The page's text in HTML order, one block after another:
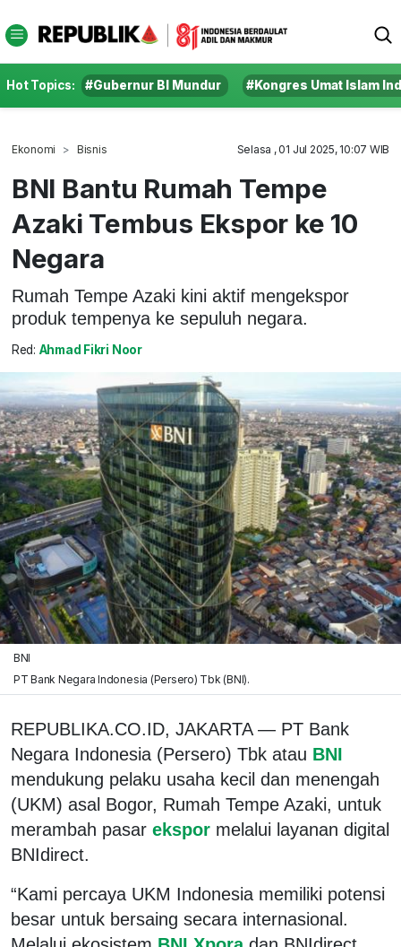
Hot Topics: #Gubernur BI Mundur #Kongres Umat Islam
Ekonomi Bisnis Selasa , 01 Jul 2025, 10:07 WIB
BNI Bantu Rumah Tempe
Azaki Tembus Ekspor ke 10
Negara
Rumah Tempe Azaki kini aktif mengekspor
produk tempenya ke sepuluh negara.
Red: Ahmad Fikri Noor
BNI
PT Bank Negara Indonesia (Persero) Tbk (BNI).
REPUBLIKA.CO.ID, JAKARTA — PT Bank
Negara Indonesia (Persero) Tbk atau BNI
mendukung pelaku usaha kecil dan menengah
(UKM) asal Bogor, Rumah Tempe Azaki, untuk
merambah pasar ekspor melalui layanan digital
BNIdirect.
“Kami percaya UKM Indonesia memiliki potensi
besar untuk bersaing secara internasional.